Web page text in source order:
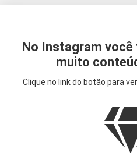
No Instagram você
muito
Clique no link do botão para